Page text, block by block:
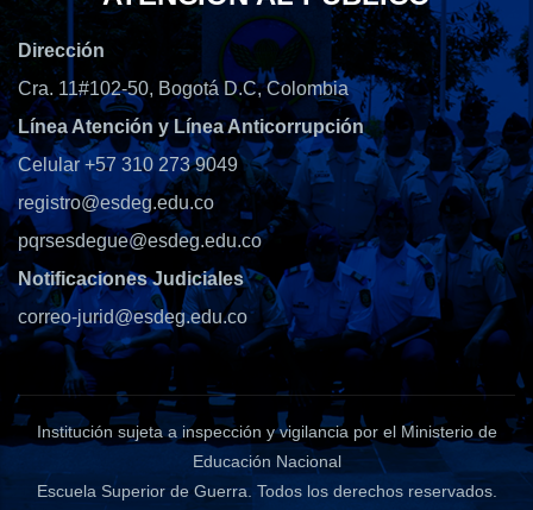
Dirección
Cra. 11#102-50, Bogotá D.C, Colombia
Línea Atención y Línea Anticorrupción
Celular +57 310 273 9049
registro@esdeg.edu.co
pqrsesdegue@esdeg.edu.co
Notificaciones Judiciales
correo-jurid@esdeg.edu.co
Institución sujeta a inspección y vigilancia por el Ministerio de
Educación Nacional
Escuela Superior de Guerra. Todos los derechos reservados.